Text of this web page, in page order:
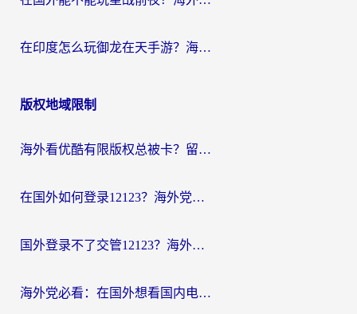
在印度怎么玩御龙在天手游？海外党畅玩国服的终极生存指南
版权地域限制
海外看优酷有限版权总被卡？留学生亲测有效的回国加速器选择指南
在国外如何登录12123？海外党必备的回国加速实用指南
国外登录不了交管12123？海外华人亲测有效的回国加速器选择指南
海外党必看：在国外想看国内电视剧用什么软件？3步解决地域限制